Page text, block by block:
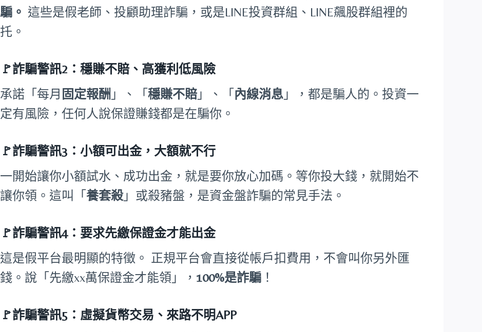
騙。 這些是假老師、投顧助理詐騙，或是LINE投資群組、LINE飆股群組裡的
托。
🚩詐騙警訊2：穩賺不賠、高獲利低風險
承諾「每月 固定報酬 」、「穩賺不賠 」、「 內線消息 」，都是騙人的。投資一
定有風險，任何人說保證賺錢都是在騙你。
🚩詐騙警訊3：小額可出金，大額就不行
一開始讓你小額試水、成功出金，就是要你放心加碼。等你投大錢，就開始不
讓你領。這叫「養套殺」或殺豬盤，是資金盤詐騙的常見手法。
🚩詐騙警訊4：要求先繳保證金才能出金
這是假平台最明顯的特徵。 正規平台會直接從帳戶扣費用，不會叫你另外匯
錢。說「先繳xx萬保證金才能領」，100%是詐騙 ！
🚩詐騙警訊5：虛擬貨幣交易、來路不明APP